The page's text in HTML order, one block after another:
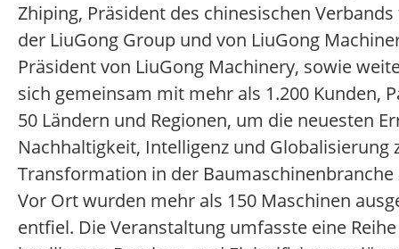
Zhiping, Präsident des chinesischen
der LiuGong Group und von LiuGong
Präsident von LiuGong Machinery, sowie
sich gemeinsam mit mehr als 1.200 Kunden,
50 Ländern und Regionen, um die neuesten
Nachhaltigkeit, Intelligenz und
Transformation in der
Vor Ort wurden mehr als 150 Maschinen
entfiel. Die Veranstaltung umfasste eine